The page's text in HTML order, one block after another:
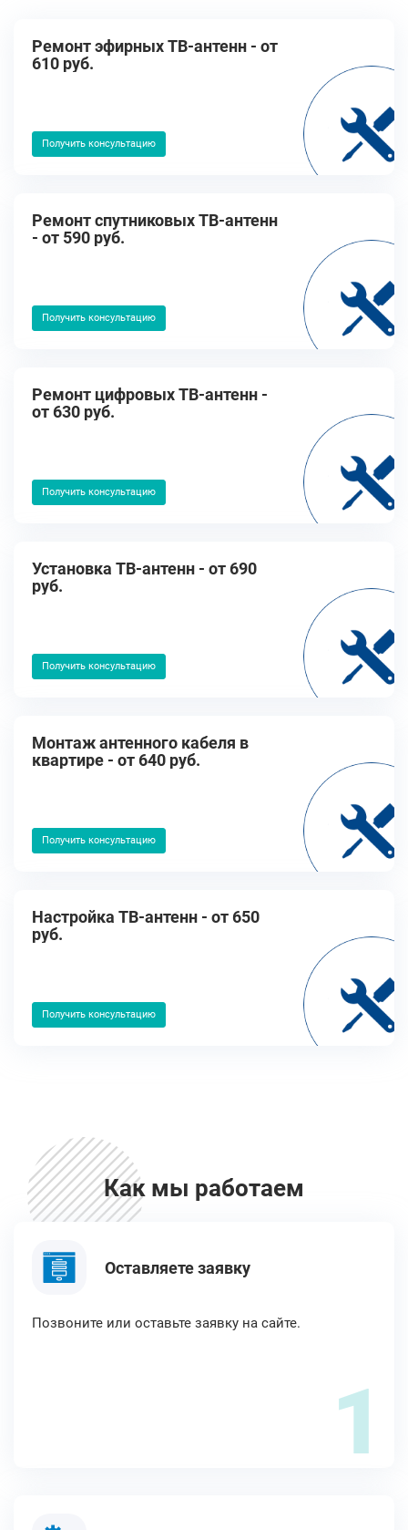
Ремонт эфирных ТВ-антенн - от
610 руб.
Получить консультацию
Ремонт спутниковых ТВ-антенн
- от 590 руб.
Получить консультацию
Ремонт цифровых ТВ-антенн -
от 630 руб.
Получить консультацию
Установка ТВ-антенн - от 690
руб.
Получить консультацию
Монтаж антенного кабеля в
квартире - от 640 руб.
Получить консультацию
Настройка ТВ-антенн - от 650
руб.
Получить консультацию
Как мы работаем
Оставляете заявку
Позвоните или оставьте заявку на сайте.
1